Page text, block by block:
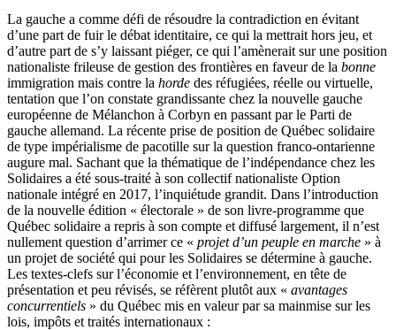
La gauche a comme défi de résoudre la contradiction en évitant
d’une part de fuir le débat identitaire, ce qui la mettrait hors jeu, et
d’autre part de s’y laissant piéger, ce qui l’amènerait sur une position
nationaliste frileuse de gestion des frontières en faveur de la bonne
immigration mais contre la horde des réfugiées, réelle ou virtuelle,
tentation que l’on constate grandissante chez la nouvelle gauche
européenne de Mélanchon à Corbyn en passant par le Parti de
gauche allemand. La récente prise de position de Québec solidaire
de type impérialisme de pacotille sur la question franco-ontarienne
augure mal. Sachant que la thématique de l’indépendance chez les
Solidaires a été sous-traité à son collectif nationaliste Option
nationale intégré en 2017, l’inquiétude grandit. Dans l’introduction
de la nouvelle édition « électorale » de son livre-programme que
Québec solidaire a repris à son compte et diffusé largement, il n’est
nullement question d’arrimer ce « projet d’un peuple en marche » à
un projet de société qui pour les Solidaires se détermine à gauche.
Les textes-clefs sur l’économie et l’environnement, en tête de
présentation et peu révisés, se réfèrent plutôt aux « avantages
concurrentiels » du Québec mis en valeur par sa mainmise sur les
lois, impôts et traités internationaux :